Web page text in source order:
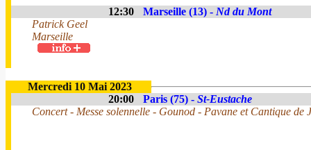
12:30 Marseille (13) - Nd du Mont
Patrick Geel
Marseille
Mercredi 10 Mai 2023
20:00
Paris (75) - St-Eustache
Concert - Messe solennelle - Gounod - Pavane et Cantique de